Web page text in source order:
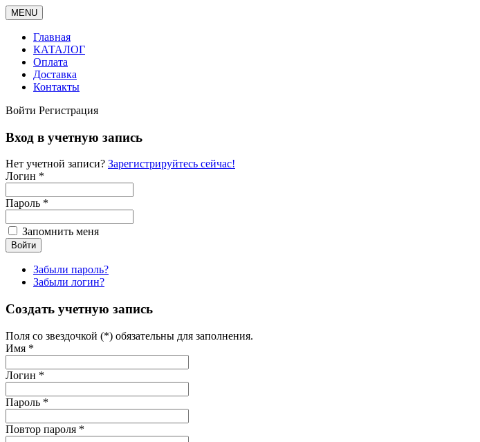
MENU
Главная
КАТАЛОГ
Оплата
Доставка
Контакты
Войти Регистрация
Вход в учетную запись
Нет учетной записи? Зарегистрируйтесь сейчас!
Логин *
Пароль *
Запомнить меня
Забыли пароль?
Забыли логин?
Создать учетную запись
Поля со звездочкой (*) обязательны для заполнения.
Имя *
Логин *
Пароль *
Повтор пароля *